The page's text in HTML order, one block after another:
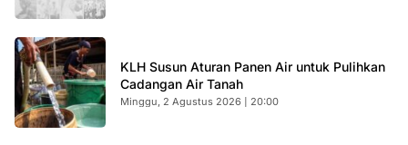
KLH Susun Aturan Panen Air untuk Pulihkan
Cadangan Air Tanah
Minggu, 2 Agustus 2026 | 20:00